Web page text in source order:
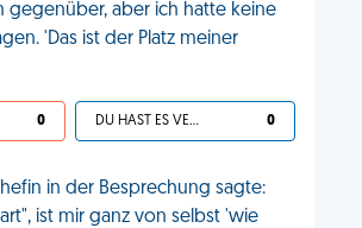
gegenüber, aber ich hatte keine
'Das ist der Platz meiner
0 DU HAST ES VERDIENT 0
in der Besprechung sagte:
ist mir ganz von selbst 'wie